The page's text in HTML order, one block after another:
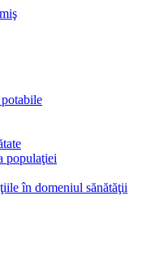
populaţiei
în domeniul sănătăţii